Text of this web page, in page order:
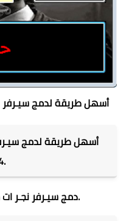
أسهل طريقة لدمج سيـرفر
أسهل طريقة لدمج
2024.
دمج سيـرفر نجـر ات مع برنامج آخر في 2024.